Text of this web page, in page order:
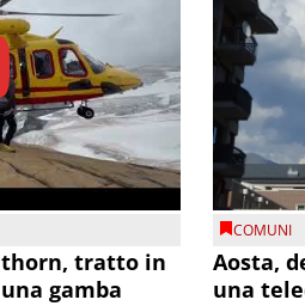
tratto in
gamba
COMUNI
Aosta,
una